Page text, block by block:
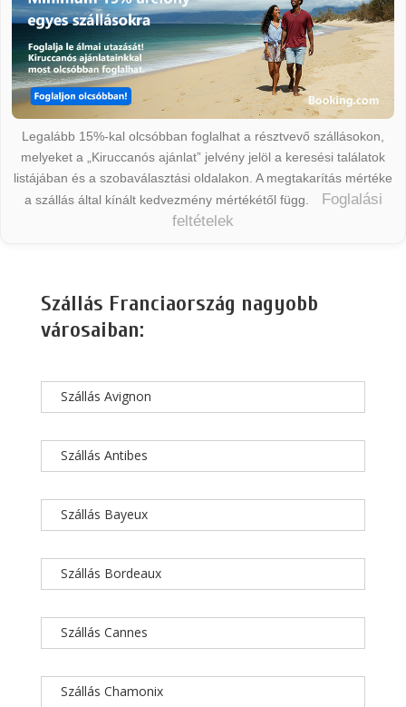
Legalább 15%-kal olcsóbban foglalhat a résztvevő szállásokon,
melyeket a „Kiruccanós ajánlat” jelvény jelöl a keresési találatok
listájában és a szobaválasztási oldalakon. A megtakarítás mértéke
a szállás által kínált kedvezmény mértékétől függ.
Foglalási
feltételek
Szállás Franciaország nagyobb
városaiban:
Szállás Avignon
Szállás Antibes
Szállás Bayeux
Szállás Bordeaux
Szállás Cannes
Szállás Chamonix